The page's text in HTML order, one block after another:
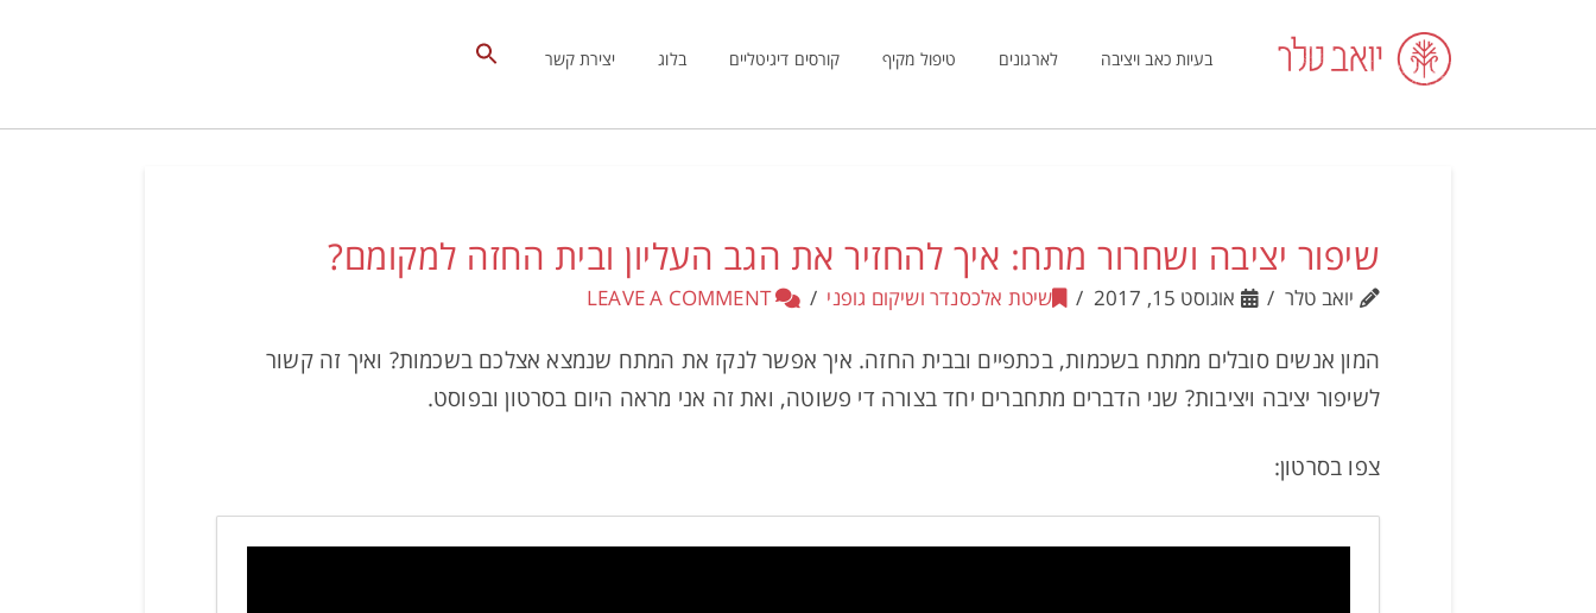
בעיות כאב ויציבה לארגונים טיפול מקיף קורסים דיגיטליים בלוג יצירת קשר
Search
for:
Search Button
שיפור יציבה ושחרור מתח: איך להחזיר את הגב העליון ובית החזה למקומם?
יואב טלר אוגוסט 15, 2017 שיטת אלכסנדר ושיקום גופני LEAVE A COMMENT
המון אנשים סובלים ממתח בשכמות, בכתפיים ובבית החזה. איך אפשר לנקז את המתח שנמצא אצלכם בשכמות? ואיך זה קשור
לשיפור יציבה ויציבות? שני הדברים מתחברים יחד בצורה די פשוטה, ואת זה אני מראה היום בסרטון ובפוסט.
צפו בסרטון: